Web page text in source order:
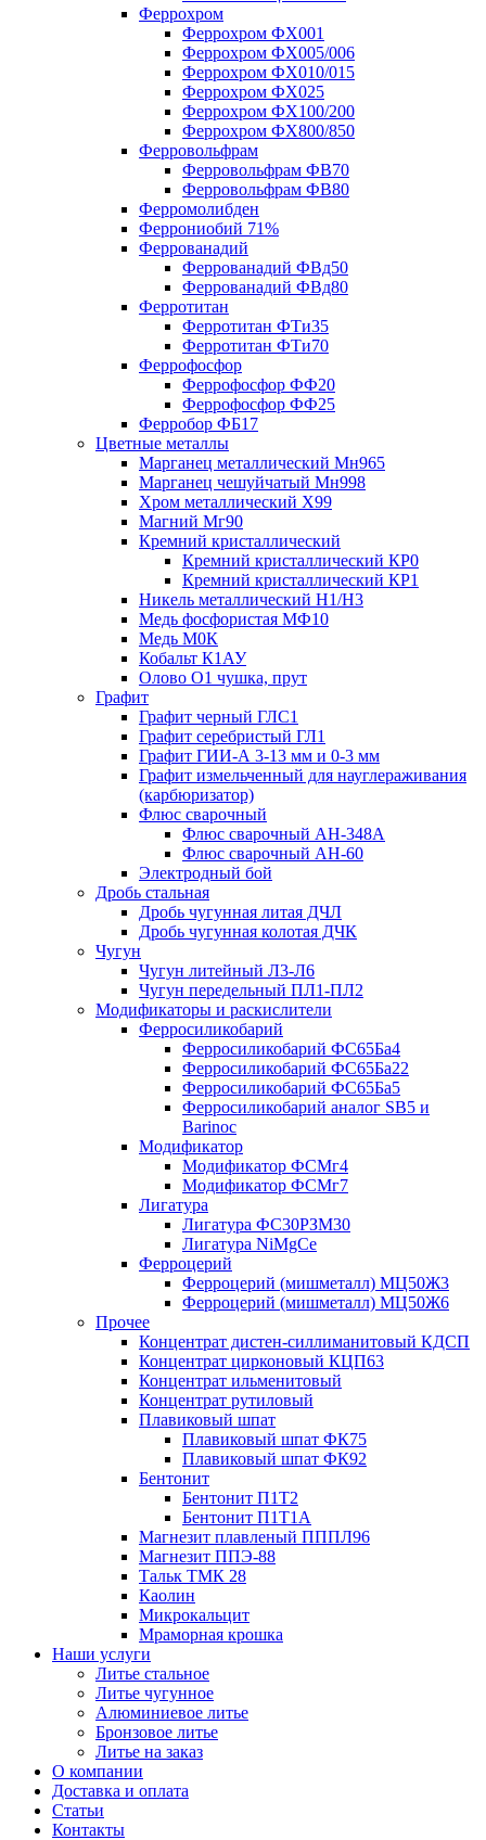
Феррохром
Феррохром ФХ001
Феррохром ФХ005/006
Феррохром ФХ010/015
Феррохром ФХ025
Феррохром ФХ100/200
Феррохром ФХ800/850
Ферровольфрам
Ферровольфрам ФВ70
Ферровольфрам ФВ80
Ферромолибден
Феррониобий 71%
Феррованадий
Феррованадий ФВд50
Феррованадий ФВд80
Ферротитан
Ферротитан ФТи35
Ферротитан ФТи70
Феррофосфор
Феррофосфор ФФ20
Феррофосфор ФФ25
Ферробор ФБ17
Цветные металлы
Марганец металлический Мн965
Марганец чешуйчатый Мн998
Хром металлический Х99
Магний Мг90
Кремний кристаллический
Кремний кристаллический КР0
Кремний кристаллический КР1
Никель металлический Н1/Н3
Медь фосфористая МФ10
Медь М0К
Кобальт К1АУ
Олово О1 чушка, прут
Графит
Графит черный ГЛС1
Графит серебристый ГЛ1
Графит ГИИ-А 3-13 мм и 0-3 мм
Графит измельченный для науглераживания
(карбюризатор)
Флюс сварочный
Флюс сварочный АН-348А
Флюс сварочный АН-60
Электродный бой
Дробь стальная
Дробь чугунная литая ДЧЛ
Дробь чугунная колотая ДЧК
Чугун
Чугун литейный Л3-Л6
Чугун передельный ПЛ1-ПЛ2
Модификаторы и раскислители
Ферросиликобарий
Ферросиликобарий ФС65Ба4
Ферросиликобарий ФС65Ба22
Ферросиликобарий ФС65Ба5
Ферросиликобарий аналог SB5 и
Barinoc
Модификатор
Модификатор ФСМг4
Модификатор ФСМг7
Лигатура
Лигатура ФС30РЗМ30
Лигатура NiMgCe
Ферроцерий
Ферроцерий (мишметалл) МЦ50Ж3
Ферроцерий (мишметалл) МЦ50Ж6
Прочее
Концентрат дистен-силлиманитовый КДСП
Концентрат цирконовый КЦП63
Концентрат ильменитовый
Концентрат рутиловый
Плавиковый шпат
Плавиковый шпат ФК75
Плавиковый шпат ФК92
Бентонит
Бентонит П1Т2
Бентонит П1Т1А
Магнезит плавленый ПППЛ96
Магнезит ППЭ-88
Тальк ТМК 28
Каолин
Микрокальцит
Мраморная крошка
Наши услуги
Литье стальное
Литье чугунное
Алюминиевое литье
Бронзовое литье
Литье на заказ
О компании
Доставка и оплата
Статьи
Контакты